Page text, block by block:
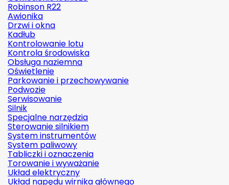
Robinson R22
Awionika
Drzwi i okna
Kadłub
Kontrolowanie lotu
Kontrola środowiska
Obsługa naziemna
Oświetlenie
Parkowanie i przechowywanie
Podwozie
Serwisowanie
Silnik
Specjalne narzędzia
Sterowanie silnikiem
System instrumentów
System paliwowy
Tabliczki i oznaczenia
Torowanie i wyważanie
Układ elektryczny
Układ napędu wirnika głównego